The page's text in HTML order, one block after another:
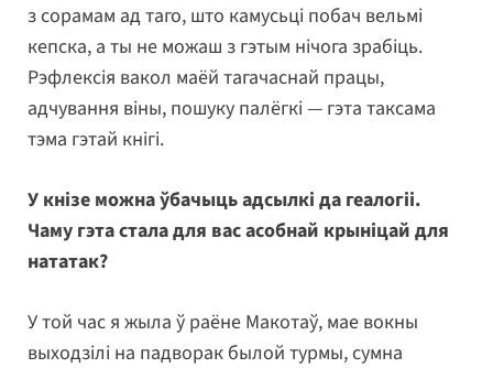
з сорамам ад таго, што камусьці побач вельмі
кепска, а ты не можаш з гэтым нічога зрабіць.
Рэфлексія вакол маёй тагачаснай працы,
адчування віны, пошуку палёгкі — гэта таксама
тэма гэтай кнігі.
У кнізе можна ўбачыць адсылкі да геалогіі.
Чаму гэта стала для вас асобнай крыніцай для
нататак?
У той час я жыла ў раёне Макотаў, мае вокны
выходзілі на падворак былой турмы, сумна